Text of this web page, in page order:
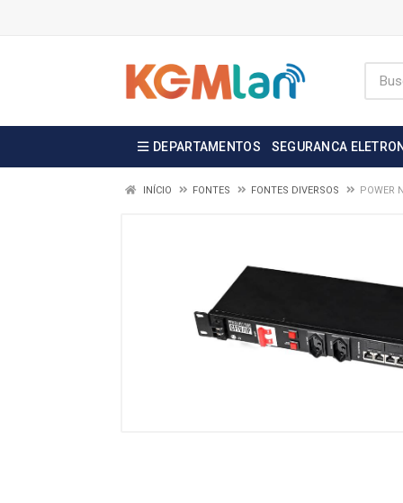
DEPARTAMENTOS SEGURANCA
INÍCIO FONTES FONTES DIVERSOS POWER